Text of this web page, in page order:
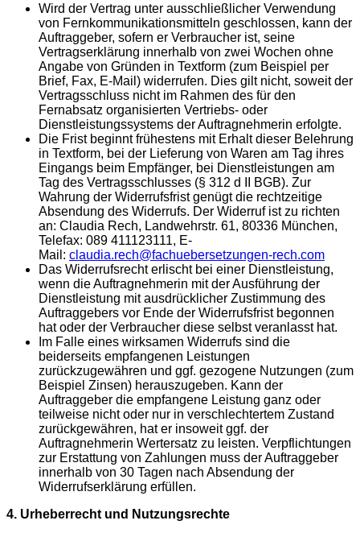
Wird der Vertrag unter ausschließlicher Verwendung
von Fernkommunikationsmitteln geschlossen, kann der
Auftraggeber, sofern er Verbraucher ist, seine
Vertragserklärung innerhalb von zwei Wochen ohne
Angabe von Gründen in Textform (zum Beispiel per
Brief, Fax, E-Mail) widerrufen. Dies gilt nicht, soweit der
Vertragsschluss nicht im Rahmen des für den
Fernabsatz organisierten Vertriebs- oder
Dienstleistungssystems der Auftragnehmerin erfolgte.
Die Frist beginnt frühestens mit Erhalt dieser Belehrung
in Textform, bei der Lieferung von Waren am Tag ihres
Eingangs beim Empfänger, bei Dienstleistungen am
Tag des Vertragsschlusses (§ 312 d II BGB). Zur
Wahrung der Widerrufsfrist genügt die rechtzeitige
Absendung des Widerrufs. Der Widerruf ist zu richten
an: Claudia Rech, Landwehrstr. 61, 80336 München,
Telefax: 089 411123111, E-
Mail: claudia.rech@fachuebersetzungen-rech.com
Das Widerrufsrecht erlischt bei einer Dienstleistung,
wenn die Auftragnehmerin mit der Ausführung der
Dienstleistung mit ausdrücklicher Zustimmung des
Auftraggebers vor Ende der Widerrufsfrist begonnen
hat oder der Verbraucher diese selbst veranlasst hat.
Im Falle eines wirksamen Widerrufs sind die
beiderseits empfangenen Leistungen
zurückzugewähren und ggf. gezogene Nutzungen (zum
Beispiel Zinsen) herauszugeben. Kann der
Auftraggeber die empfangene Leistung ganz oder
teilweise nicht oder nur in verschlechtertem Zustand
zurückgewähren, hat er insoweit ggf. der
Auftragnehmerin Wertersatz zu leisten. Verpflichtungen
zur Erstattung von Zahlungen muss der Auftraggeber
innerhalb von 30 Tagen nach Absendung der
Widerrufserklärung erfüllen.
4. Urheberrecht und Nutzungsrechte